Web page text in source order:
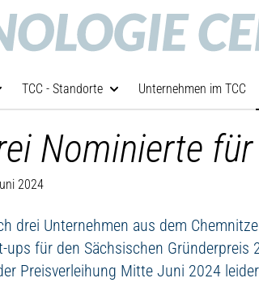
TCC - Standorte Unternehmen im TCC
Nominierte
2024
drei Unternehmen aus dem
ups für den Sächsischen
Preisverleihung Mitte Juni 2024